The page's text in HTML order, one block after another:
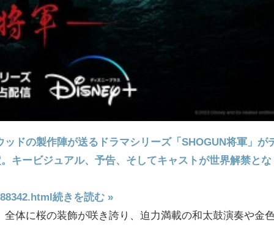
ドの製作陣が送るドラマシリーズ「SHOGUN将軍」が
キービジュアル、予告、そしてキャストが世界解禁とな
続きを読む »
体に桜の装飾が咲き誇り、迫力満載の和太鼓演奏や金